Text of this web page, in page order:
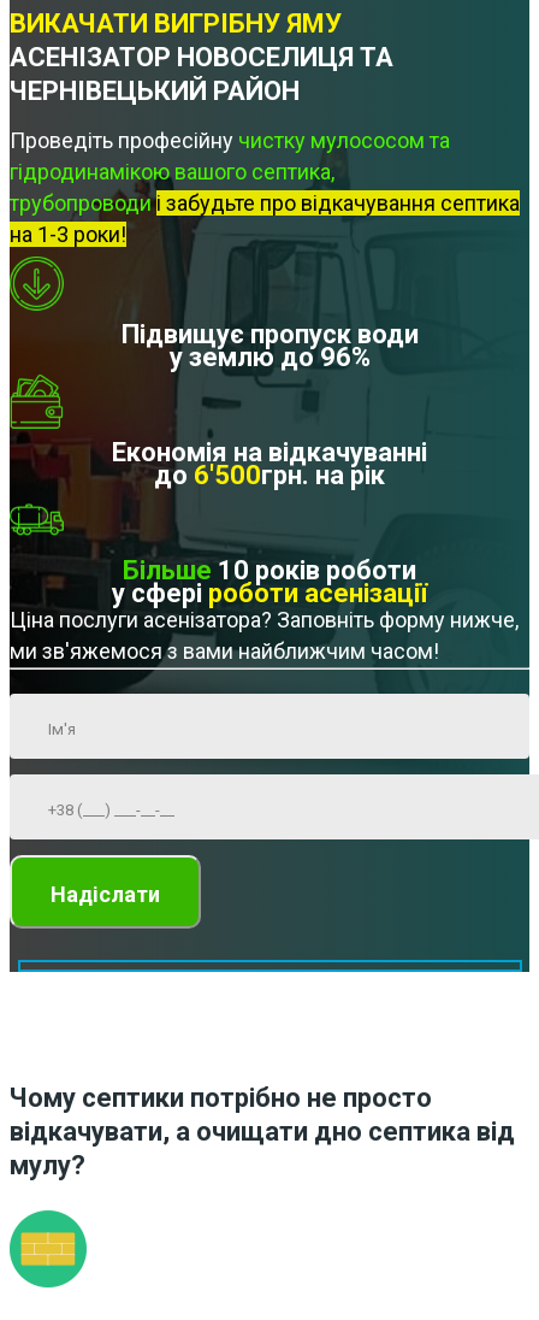
ВИКАЧАТИ ВИГРІБНУ ЯМУ
АСЕНІЗАТОР НОВОСЕЛИЦЯ ТА
ЧЕРНІВЕЦЬКИЙ РАЙОН
Проведіть професійну чистку мулососом та
гідродинамікою вашого септика,
трубопроводи і забудьте про відкачування септика
на 1-3 роки!
Підвищує пропуск води
у землю до 96%
Економія на відкачуванні
до 6'500грн. на рік
Більше 10 років роботи
у сфері роботи асенізації
Ціна послуги асенізатора? Заповніть форму нижче,
ми зв'яжемося з вами найближчим часом!
Чому септики потрібно не просто
відкачувати, а очищати дно септика від
мулу?